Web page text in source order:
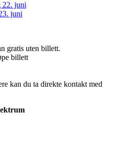
22. juni
juni
gratis uten billett.
billett
kan du ta direkte kontakt med